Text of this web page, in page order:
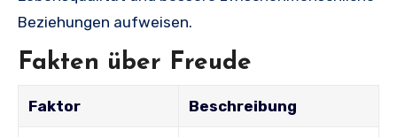
Beziehungen aufweisen.
Fakten über Freude
Faktor Beschreibung